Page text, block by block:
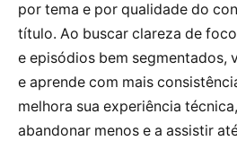
por tema e por qualidade do
título. Ao buscar clareza de
e episódios bem segmentados,
e aprende com mais
melhora sua experiência
abandonar menos e a assistir